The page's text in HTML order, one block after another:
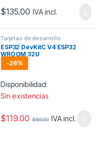
$135.00 IVA incl.
Tarjetas de desarrollo
ESP32 DevKitC V4 ESP32
WROOM 32U
-26%
Disponibilidad:
Sin existencias
$119.00 $160.00 IVA incl.